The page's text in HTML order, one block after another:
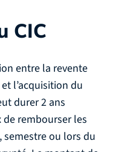
CIC
entre la revente
l’acquisition du
durer 2 ans
rembourser les
ou lors du